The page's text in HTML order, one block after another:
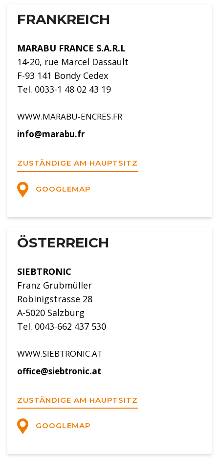
FRANKREICH
MARABU FRANCE S.A.R.L
14-20, rue Marcel Dassault
F-93 141 Bondy Cedex
Tel. 0033-1 48 02 43 19
WWW.MARABU-ENCRES.FR
info@marabu.fr
ZUSTÄNDIGE AM HAUPTSITZ
GOOGLEMAP
ÖSTERREICH
SIEBTRONIC
Franz Grubmüller
Robinigstrasse 28
A-5020 Salzburg
Tel. 0043-662 437 530
WWW.SIEBTRONIC.AT
office@siebtronic.at
ZUSTÄNDIGE AM HAUPTSITZ
GOOGLEMAP